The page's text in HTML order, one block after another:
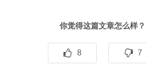
你觉得这篇文章怎么样？
8 7